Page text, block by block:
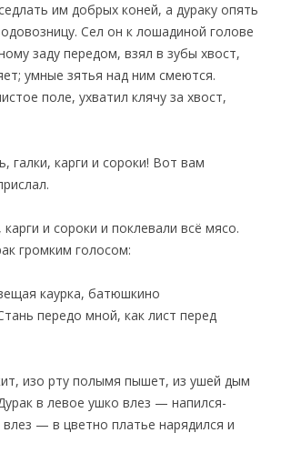
им добрых коней, а дураку опять
Сел он к лошадиной голове
заду передом, взял в зубы хвост,
умные зятья над ним смеются.
поле, ухватил клячу за хвост,
галки, карги и сороки! Вот вам
карги и сороки и поклевали всё мясо.
громким голосом:
каурка, батюшкино
передо мной, как лист перед
изо рту полымя пышет, из ушей дым
в левое ушко влез — напился-
влез — в цветно платье нарядился и